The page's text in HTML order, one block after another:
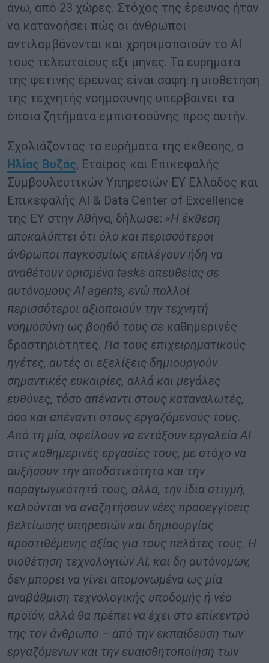
άνω, από 23 χώρες. Στόχος της έρευνας ήταν
να κατανοήσει πώς οι άνθρωποι
αντιλαμβάνονται και χρησιμοποιούν το AI
τους τελευταίους έξι μήνες. Τα ευρήματα
της φετινής έρευνας είναι σαφή: η υιοθέτηση
της τεχνητής νοημοσύνης υπερβαίνει τα
όποια ζητήματα εμπιστοσύνης προς αυτήν.
Σχολιάζοντας τα ευρήματα της έκθεσης, ο
Ηλίας Βυζάς, Εταίρος και Επικεφαλής
Συμβουλευτικών Υπηρεσιών EY Ελλάδος και
Επικεφαλής AI & Data Center of Excellence
της ΕΥ στην Αθήνα, δήλωσε: «Η έκθεση
αποκαλύπτει ότι όλο και περισσότεροι
άνθρωποι παγκοσμίως επιλέγουν ήδη να
αναθέτουν ορισμένα tasks απευθείας σε
αυτόνομους AI agents, ενώ πολλοί
περισσότεροι αξιοποιούν την τεχνητή
νοημοσύνη ως βοηθό τους σε καθημερινές
δραστηριότητες. Για τους επιχειρηματικούς
ηγέτες, αυτές οι εξελίξεις δημιουργούν
σημαντικές ευκαιρίες, αλλά και μεγάλες
ευθύνες, τόσο απέναντι στους καταναλωτές,
όσο και απέναντι στους εργαζόμενούς τους.
Από τη μία, οφείλουν να εντάξουν εργαλεία AI
στις καθημερινές εργασίες τους, με στόχο να
αυξήσουν την αποδοτικότητα και την
παραγωγικότητά τους, αλλά, την ίδια στιγμή,
καλούνται να αναζητήσουν νέες προσεγγίσεις
βελτίωσης υπηρεσιών και δημιουργίας
προστιθέμενης αξίας για τους πελάτες τους. Η
υιοθέτηση τεχνολογιών AI, και δη αυτόνομων,
δεν μπορεί να γίνει απομονωμένα ως μία
αναβάθμιση τεχνολογικής υποδομής ή νέο
προϊόν, αλλά θα πρέπει να έχει στο επίκεντρό
της τον άνθρωπο – από την εκπαίδευση των
εργαζόμενων και την ευαισθητοποίηση των